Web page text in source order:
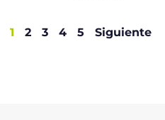
1 2 3 4 5 Siguiente